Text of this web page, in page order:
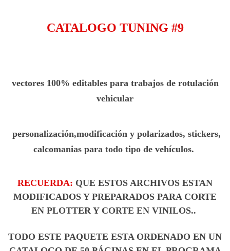
CATALOGO TUNING #9
vectores 100% editables para trabajos de rotulación
vehicular
personalización,modificación y polarizados, stickers,
calcomanias para todo tipo de vehículos.
RECUERDA: QUE ESTOS ARCHIVOS ESTAN
MODIFICADOS Y PREPARADOS PARA CORTE
EN PLOTTER Y CORTE EN VINILOS..
TODO ESTE PAQUETE ESTA ORDENADO EN UN